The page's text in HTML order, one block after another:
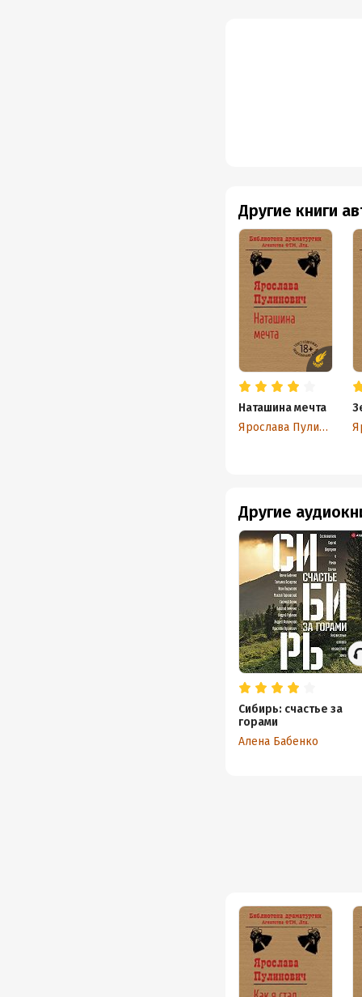
Другие книги
Наташина мечта
Ярослава Пулинович
Другие
Сибирь: счастье за
горами
Алена Бабенко